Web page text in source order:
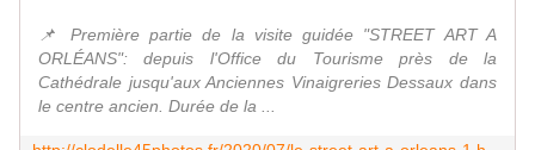
📌 Première partie de la visite guidée "STREET ART A
ORLÉANS": depuis l'Office du Tourisme près de la
Cathédrale jusqu'aux Anciennes Vinaigreries Dessaux dans
le centre ancien. Durée de la ...